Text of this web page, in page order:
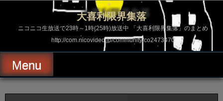
ス
ッ
プ
大喜利限界集落
ニコニコ生放送で23時～1時(25時)放送中 「大喜利限界集落」のまとめ
http://com.nicovideo.jp/community/co2473470
Menu